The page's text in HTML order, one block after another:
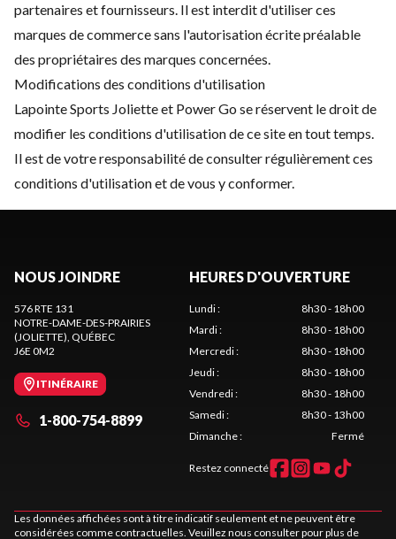
partenaires et fournisseurs. Il est interdit d'utiliser ces
marques de commerce sans l'autorisation écrite préalable
des propriétaires des marques concernées.
Modifications des conditions d'utilisation
Lapointe Sports Joliette et Power Go se réservent le droit de
modifier les conditions d'utilisation de ce site en tout temps.
Il est de votre responsabilité de consulter régulièrement ces
conditions d'utilisation et de vous y conformer.
NOUS JOINDRE
576 RTE 131
NOTRE-DAME-DES-PRAIRIES
(JOLIETTE), QUÉBEC
J6E 0M2
ITINÉRAIRE
1-800-754-8899
HEURES D'OUVERTURE
Lundi:
8h30 - 18h00
Mardi:
8h30 - 18h00
Mercredi:
8h30 - 18h00
Jeudi:
8h30 - 18h00
Vendredi:
8h30 - 18h00
Samedi:
8h30 - 13h00
Dimanche: Fermé
Restez connecté
Les données affichées sont à titre indicatif seulement et ne peuvent être
considérées comme contractuelles. Veuillez nous consulter pour plus de